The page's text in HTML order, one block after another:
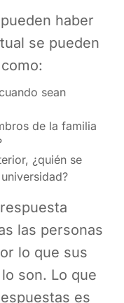
haber
se pueden
sean
de la familia
¿quién se
las personas
lo que sus
son. Lo que
es